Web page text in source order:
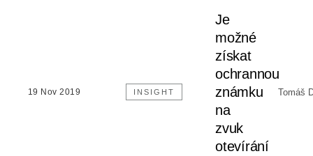
19 Nov 2019 INSIGHT
Je
možné
získat
ochrannou
známku
na
zvuk
otevírání
Tomáš